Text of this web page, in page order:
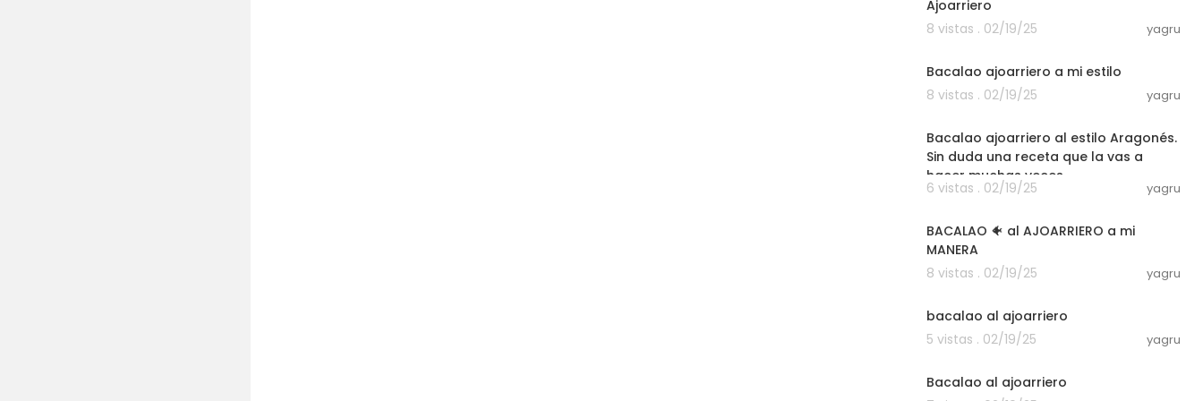
Ajoarriero
8 vistas . 02/19/25
yagru
Bacalao ajoarriero a mi estilo
8 vistas . 02/19/25
yagru
Bacalao ajoarriero al estilo Aragonés.
Sin duda una receta que la vas a
hacer muchas veces.
6 vistas . 02/19/25 yagru
BACALAO 🐠 al AJOARRIERO a mi
MANERA
8 vistas . 02/19/25
yagru
bacalao al ajoarriero
5 vistas . 02/19/25
yagru
Bacalao al ajoarriero